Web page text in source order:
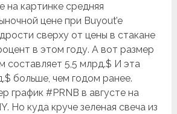
на картинке средняя
цене при Buyout’e
сверху от цены в стакане
в этом году. А вот размер
составляет 5,5 млрд.$ И эта
больше, чем годом ранее.
график #PRNB в августе на
Но куда круче зеленая свеча из